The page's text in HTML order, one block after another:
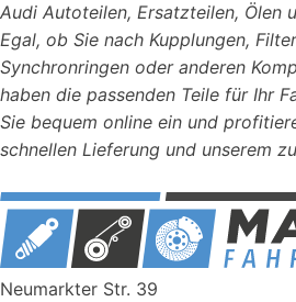
Audi Autoteilen, Ersatzteilen, Ölen
Egal, ob Sie nach Kupplungen,
Synchronringen oder anderen
haben die passenden Teile für Ihr
Sie bequem online ein und
schnellen Lieferung und unserem
Neumarkter Str. 39